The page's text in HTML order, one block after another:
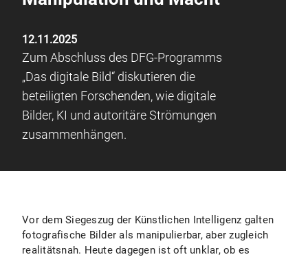
12.11.2025
Zum Abschluss des DFG-Programms
„Das digitale Bild“ diskutieren die
beteiligten Forschenden, wie digitale
Bilder, KI und autoritäre Strömungen
zusammenhängen.
Vor dem Siegeszug der Künstlichen Intelligenz galten
fotografische Bilder als manipulierbar, aber zugleich
realitätsnah. Heute dagegen ist oft unklar, ob es